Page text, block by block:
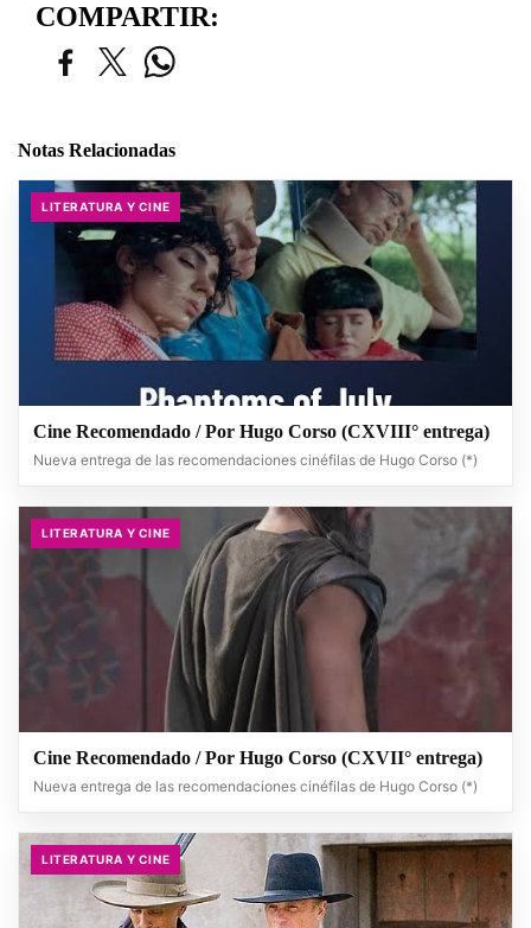
COMPARTIR:
Notas Relacionadas
LITERATURA Y CINE
Cine Recomendado / Por Hugo Corso (CXVIII° entrega)
Nueva entrega de las recomendaciones cinéfilas de Hugo Corso (*)
LITERATURA Y CINE
Cine Recomendado / Por Hugo Corso (CXVII° entrega)
Nueva entrega de las recomendaciones cinéfilas de Hugo Corso (*)
LITERATURA Y CINE